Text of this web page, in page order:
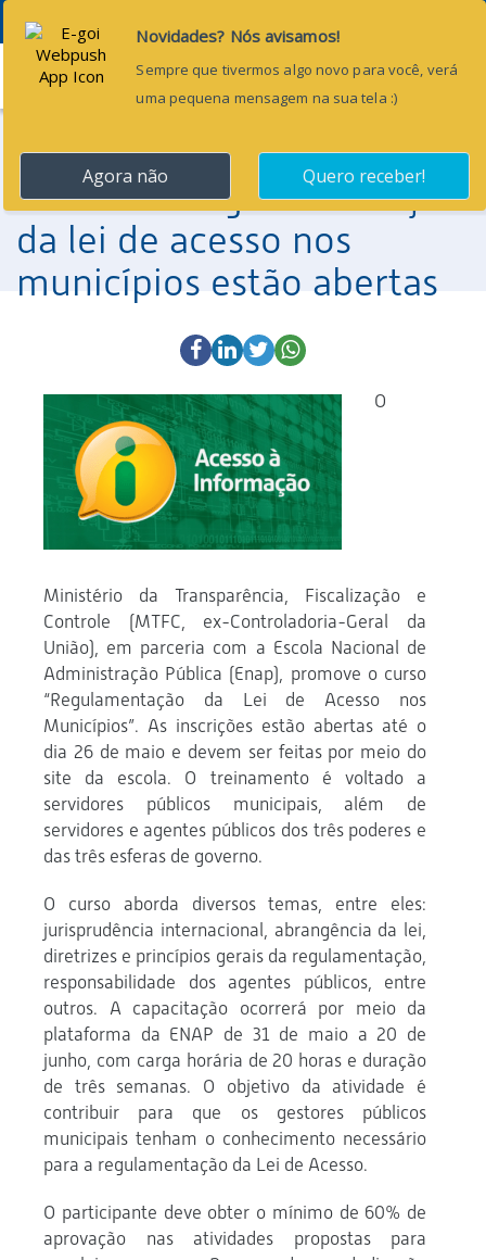
Menu
20 de maio de 2016
Inscrições para curso
virtual de regulamentação
da lei de acesso nos
municípios estão abertas
O
Ministério da Transparência, Fiscalização e
Controle (MTFC, ex-Controladoria-Geral da
União), em parceria com a Escola Nacional de
Administração Pública (Enap), promove o curso
“Regulamentação da Lei de Acesso nos
Municípios”. As inscrições estão abertas até o
dia 26 de maio e devem ser feitas por meio do
site da escola. O treinamento é voltado a
servidores públicos municipais, além de
servidores e agentes públicos dos três poderes e
das três esferas de governo.
O curso aborda diversos temas, entre eles:
jurisprudência internacional, abrangência da lei,
diretrizes e princípios gerais da regulamentação,
responsabilidade dos agentes públicos, entre
outros. A capacitação ocorrerá por meio da
plataforma da ENAP de 31 de maio a 20 de
junho, com carga horária de 20 horas e duração
de três semanas. O objetivo da atividade é
contribuir para que os gestores públicos
municipais tenham o conhecimento necessário
para a regulamentação da Lei de Acesso.
O participante deve obter o mínimo de 60% de
aprovação nas atividades propostas para